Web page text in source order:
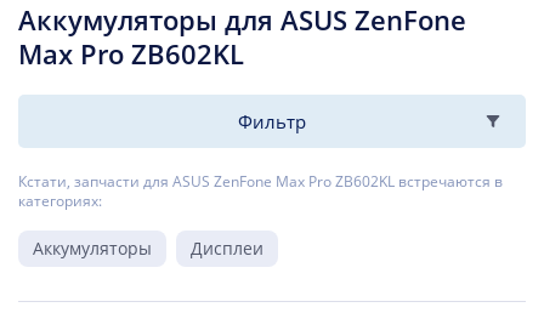
Аккумуляторы для ASUS ZenFone
Max Pro ZB602KL
Фильтр
Кстати, запчасти для ASUS ZenFone Max Pro ZB602KL встречаются в
категориях:
Аккумуляторы Дисплеи